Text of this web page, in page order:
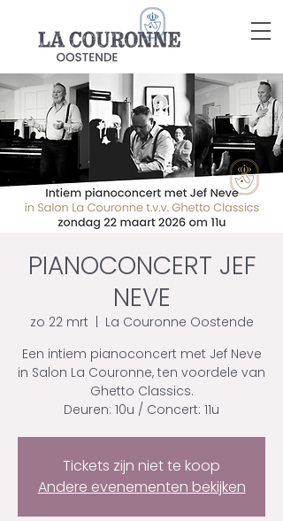
PIANOCONCERT JEF
NEVE
zo 22 mrt
La Couronne Oostende
Een intiem pianoconcert met Jef Neve
in Salon La Couronne, ten voordele van
Ghetto Classics.
Deuren: 10u / Concert: 11u
Tickets zijn niet te koop
Andere evenementen bekijken